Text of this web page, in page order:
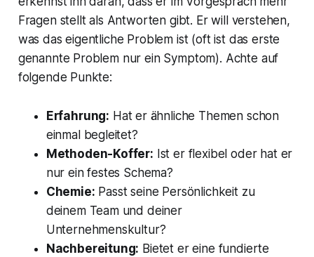
Fragen stellt als Antworten gibt. Er will verstehen,
was das eigentliche Problem ist (oft ist das erste
genannte Problem nur ein Symptom). Achte auf
folgende Punkte:
Erfahrung: Hat er ähnliche Themen schon
einmal begleitet?
Methoden-Koffer: Ist er flexibel oder hat er
nur ein festes Schema?
Chemie: Passt seine Persönlichkeit zu
deinem Team und deiner
Unternehmenskultur?
Nachbereitung: Bietet er eine fundierte